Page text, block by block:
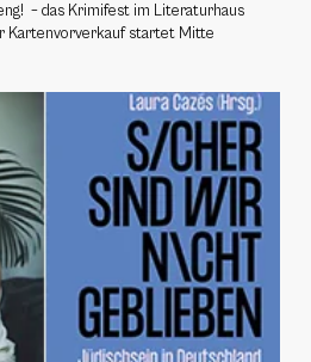
– das Krimifest im Literaturhaus
Kartenvorverkauf startet Mitte